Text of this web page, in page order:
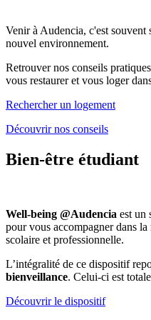
Venir à Audencia, c'est
nouvel environnement.
Retrouver nos conseils
vous restaurer et vous loger
Rechercher un logement
Découvrir nos conseils
Bien-être étudiant
Well-being @Audencia est un
pour vous accompagner dans
scolaire et professionnelle.
L’intégralité de ce dispositif
bienveillance. Celui-ci est
Découvrir le dispositif